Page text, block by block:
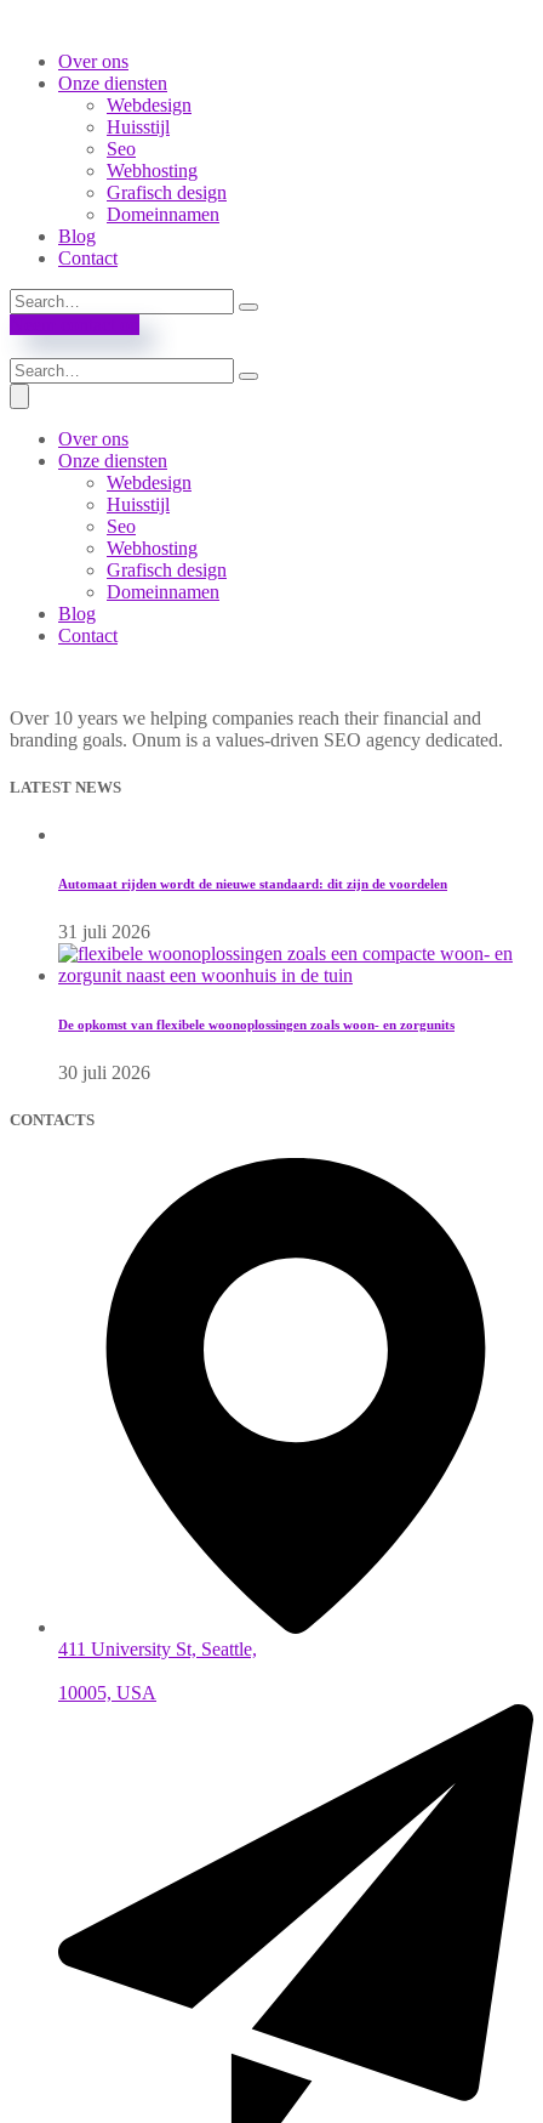
Over ons
Onze diensten
Webdesign
Huisstijl
Seo
Webhosting
Grafisch design
Domeinnamen
Blog
Contact
Over ons
Onze diensten
Webdesign
Huisstijl
Seo
Webhosting
Grafisch design
Domeinnamen
Blog
Contact
Over 10 years we helping companies reach their financial and
branding goals. Onum is a values-driven SEO agency dedicated.
LATEST NEWS
Automaat rijden wordt de nieuwe standaard: dit zijn de voordelen
31 juli 2026
De opkomst van flexibele woonoplossingen zoals woon- en zorgunits
30 juli 2026
CONTACTS
411 University St, Seattle,
10005, USA